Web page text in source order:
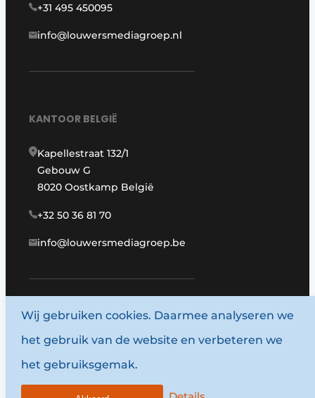
+31 495 450095
info@louwersmediagroep.nl
KANTOOR BELGIË
Kapellestraat 132/1
Gebouw G
8020 Oostkamp België
+32 50 36 81 70
info@louwersmediagroep.be
www.louwersmediagroep.com
© 1987 - 2026 Louwersmediagroep.
Algemene voorwaarden
Wij gebruiken cookies. Daarmee analyseren we
het gebruik van de website en verbeteren we
het gebruiksgemak.